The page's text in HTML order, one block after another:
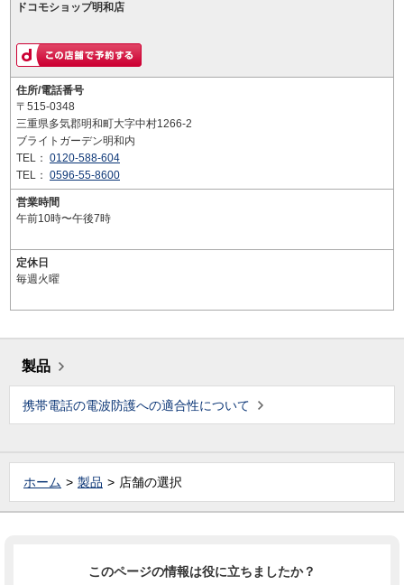
ドコモショップ明和店
住所/電話番号
〒515-0348
三重県多気郡明和町大字中村1266-2
ブライトガーデン明和内
TEL： 0120-588-604
TEL： 0596-55-8600
営業時間
午前10時〜午後7時
定休日
毎週火曜
製品
携帯電話の電波防護への適合性について
ホーム 製品 店舗の選択
このページの情報は役に立ちましたか？